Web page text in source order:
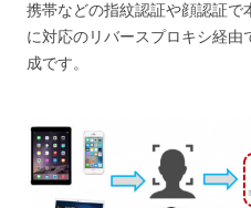
携帯などの指紋認証や顔認証
に対応のリバースプロキシ経
成です。